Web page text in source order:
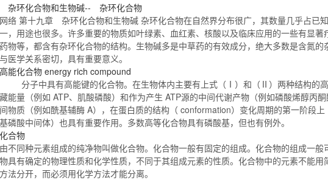
杂环化合物和生物碱-- 杂环化合物
网络 第十九章 杂环化合物和生物碱 杂环化合物在自然界分布很广，其数量几乎占已
一，用途也很多。许多重要的物质如叶绿素、血红素、核酸以及临床应用的一些有显著
药物等，都含有杂环化合物的结构。生物碱多是中草药的有效成分，绝大多数是含氮的
与医学关系密切，具有重要意义。
高能化合物 energy rich compound
分子中具有高能键的化合物。在生物体内主要有上式（Ⅰ）和（Ⅱ）两种结构的
藏能量（例如 ATP、肌酸磷酸）和作为产生 ATP源的中间代谢产物（例如磷酸烯醇丙
间物质（例如酰基辅酶 A），在蛋白质的结构（ conformation）变化周期的第一阶段上
基磷酸中间体）也具有重要作用。多数高等化合物具有磷酸基，但也有例外。
化合物
由不同种元素组成的纯净物叫做化合物。 化合物一般有固定的组成。 化合物的组成一般
物具有确定的物理性质和化学性质，不同于其组成元素的性质。 化合物中的元素不能用
方法分开，而必须用化学方法才能分离。